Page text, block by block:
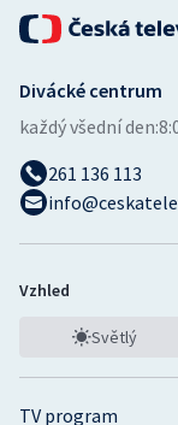
TV program
Divácké centrum
každý všední den:
261 136 113
Vzhled
Světlý